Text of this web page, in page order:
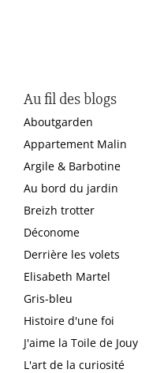
Au fil des blogs
Aboutgarden
Appartement Malin
Argile & Barbotine
Au bord du jardin
Breizh trotter
Déconome
Derrière les volets
Elisabeth Martel
Gris-bleu
Histoire d'une foi
J'aime la Toile de Jouy
L'art de la curiosité